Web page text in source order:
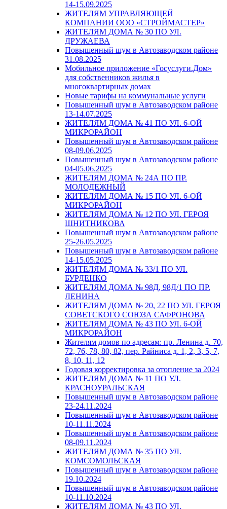
14-15.09.2025
ЖИТЕЛЯМ УПРАВЛЯЮЩЕЙ
КОМПАНИИ ООО «СТРОЙМАСТЕР»
ЖИТЕЛЯМ ДОМА № 30 ПО УЛ.
ДРУЖАЕВА
Повышенный шум в Автозаводском районе
31.08.2025
Мобильное приложение «Госуслуги.Дом»
для собственников жилья в
многоквартирных домах
Новые тарифы на коммунальные услуги
Повышенный шум в Автозаводском районе
13-14.07.2025
ЖИТЕЛЯМ ДОМА № 41 ПО УЛ. 6-ОЙ
МИКРОРАЙОН
Повышенный шум в Автозаводском районе
08-09.06.2025
Повышенный шум в Автозаводском районе
04-05.06.2025
ЖИТЕЛЯМ ДОМА № 24А ПО ПР.
МОЛОДЕЖНЫЙ
ЖИТЕЛЯМ ДОМА № 15 ПО УЛ. 6-ОЙ
МИКРОРАЙОН
ЖИТЕЛЯМ ДОМА № 12 ПО УЛ. ГЕРОЯ
ШНИТНИКОВА
Повышенный шум в Автозаводском районе
25-26.05.2025
Повышенный шум в Автозаводском районе
14-15.05.2025
ЖИТЕЛЯМ ДОМА № 33/1 ПО УЛ.
БУРДЕНКО
ЖИТЕЛЯМ ДОМА № 98Д, 98Д/1 ПО ПР.
ЛЕНИНА
ЖИТЕЛЯМ ДОМА № 20, 22 ПО УЛ. ГЕРОЯ
СОВЕТСКОГО СОЮЗА САФРОНОВА
ЖИТЕЛЯМ ДОМА № 43 ПО УЛ. 6-ОЙ
МИКРОРАЙОН
Жителям домов по адресам: пр. Ленина д. 70,
72, 76, 78, 80, 82, пер. Райниса д. 1, 2, 3, 5, 7,
8, 10, 11, 12
Годовая корректировка за отопление за 2024
ЖИТЕЛЯМ ДОМА № 11 ПО УЛ.
КРАСНОУРАЛЬСКАЯ
Повышенный шум в Автозаводском районе
23-24.11.2024
Повышенный шум в Автозаводском районе
10-11.11.2024
Повышенный шум в Автозаводском районе
08-09.11.2024
ЖИТЕЛЯМ ДОМА № 35 ПО УЛ.
КОМСОМОЛЬСКАЯ
Повышенный шум в Автозаводском районе
19.10.2024
Повышенный шум в Автозаводском районе
10-11.10.2024
ЖИТЕЛЯМ ДОМА № 43 ПО УЛ.